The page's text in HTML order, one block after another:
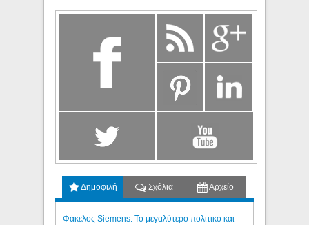
Δημοφιλή Σχόλια Αρχείο
Φάκελος Siemens: Το μεγαλύτερο πολιτικό και